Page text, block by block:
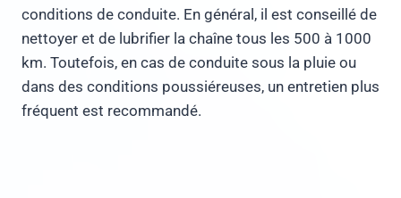
conditions de conduite. En général, il est conseillé de
nettoyer et de lubrifier la chaîne tous les 500 à 1000
km. Toutefois, en cas de conduite sous la pluie ou
dans des conditions poussiéreuses, un entretien plus
fréquent est recommandé.